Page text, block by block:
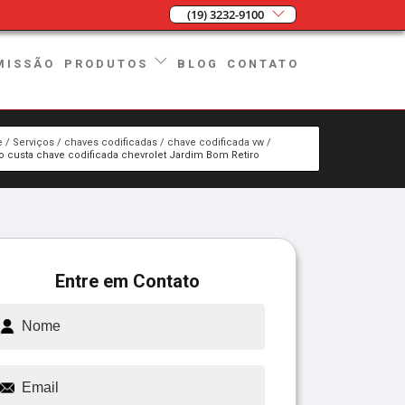
(19) 3232-9100
PRODUTOS BLOG CONTATO
Serviços chaves codificadas
chave codificada vw
custa chave codificada chevrolet Jardim Bom Retiro
Entre em Contato